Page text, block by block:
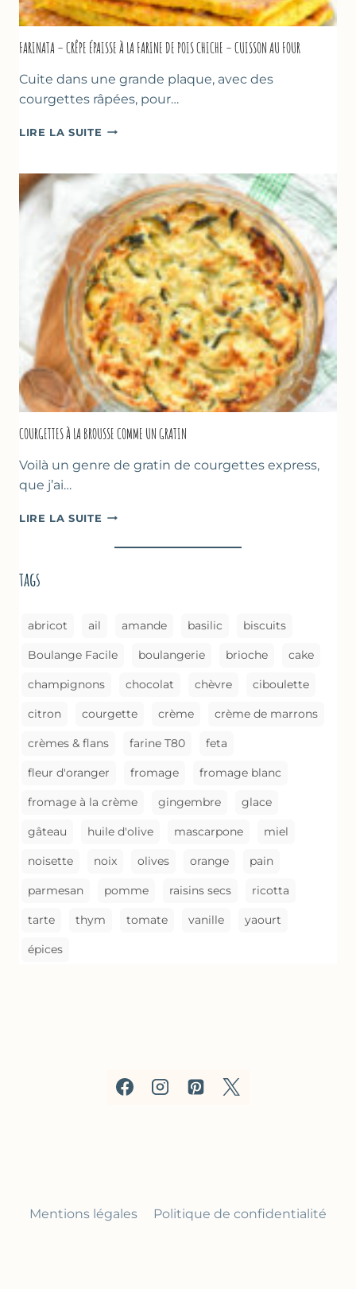
FARINATA – CRÊPE ÉPAISSE À LA FARINE DE POIS CHICHE – CUISSON AU FOUR
Cuite dans une grande plaque, avec des
courgettes râpées, pour…
LIRE LA SUITE FARINATA
ÉPAISSE
À
LA
FARINE
DE
POIS
CHICHE
–
CUISSON
AU
FOUR
COURGETTES À LA BROUSSE COMME UN GRATIN
Voilà un genre de gratin de courgettes express,
que j’ai…
LIRE LA SUITE COURGETTES
LA
tags
abricot ail amande basilic biscuits
Boulange Facile boulangerie brioche cake
champignons chocolat chèvre ciboulette
citron courgette crème crème de marrons
crèmes & flans farine T80 feta
fleur d'oranger fromage fromage blanc
fromage à la crème gingembre glace
gâteau huile d'olive mascarpone miel
noisette noix olives orange pain
parmesan pomme raisins secs ricotta
tarte thym tomate vanille yaourt
épices
Mentions légales Politique de confidentialité